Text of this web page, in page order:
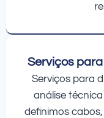
Serviços
Serviços para
análise
definimos